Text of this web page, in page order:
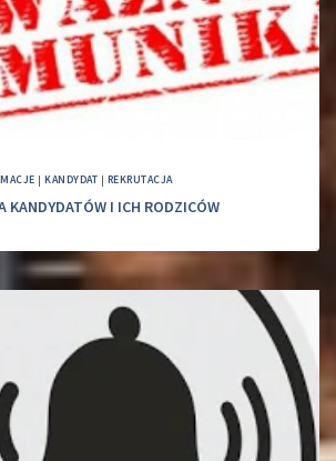
|KANDYDAT | REKRUTACJA
KANDYDATÓW I ICH RODZICÓW